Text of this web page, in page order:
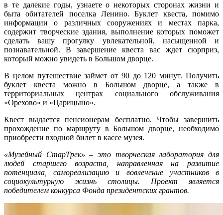
в те далекие годы, узнаете о некоторых сторонах жизни и
быта обитателей поселка Ленино. Буклет квеста, помимо
информации о различных сооружениях и местах парка,
содержит творческие здания, выполнение которых поможет
сделать вашу прогулку увлекательной, насыщенной и
познавательной. В завершение квеста вас ждет сюрприз,
который можно увидеть в Большом дворце.
В целом путешествие займет от 90 до 120 минут. Получить
буклет квеста можно в Большом дворце, а также в
территориальных центрах социального обслуживания
«Орехово» и «Царицыно».
Квест выдается пенсионерам бесплатно. Чтобы завершить
прохождение по маршруту в Большом дворце, необходимо
приобрести входной билет в кассе музея.
«Музейный СтарТрек» – это творческая лаборатория для
людей старшего возраста, направленная на развитие
потенциала, самореализацию и вовлечение участников в
социокультурную жизнь столицы. Проект является
победителем конкурса Фонда президентских грантов.